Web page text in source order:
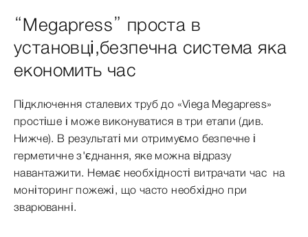
“Megapress” проста в
установці,безпечна система яка
економить час
Підключення сталевих труб до «Viega Megapress»
простіше і може виконуватися в три етапи (див.
Нижче). В результаті ми отримуємо безпечне і
герметичне з'єднання, яке можна відразу
навантажити. Немає необхідності витрачати час на
моніторинг пожежі, що часто необхідно при
зварюванні.